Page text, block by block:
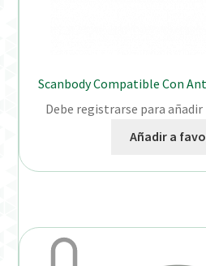
Scanbody Compatible Con
Debe registrarse para
Añadir a